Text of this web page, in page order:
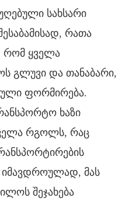
სახსარი
რათა
რომ ყველა
გლუვი და თანაბარი,
ფორმირება.
ხაზი
რგოლს, რაც
მას
შეჯახება